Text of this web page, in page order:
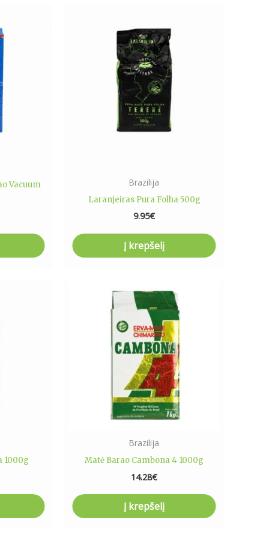
Vacuum
Brazilija
Laranjeiras Pura Folha 500g
9.95€
Į krepšelį
1000g
Brazilija
Matė Barao Cambona 4 1000g
14.28€
Į krepšelį